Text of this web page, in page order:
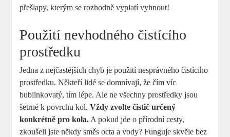
přešlapy, kterým se rozhodně vyplatí vyhnout!
Použití nevhodného čistícího
prostředku
Jedna z nejčastějších chyb je použití nesprávného čistícího
prostředku. Někteří lidé se domnívají, že čím víc
bublinkovatý, tím lépe. Ale ne všechny prostředky jsou
šetrné k povrchu kol.Vždy zvolte čistič určený
konkrétně pro kola. A pokud jde o přírodní cesty,
zkoušeli jste někdy směs octa a vody? Funguje skvěle bez